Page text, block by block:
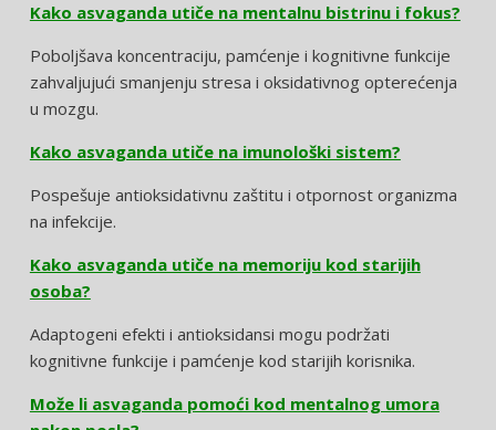
Kako asvaganda utiče na mentalnu bistrinu i fokus?
Poboljšava koncentraciju, pamćenje i kognitivne funkcije
zahvaljujući smanjenju stresa i oksidativnog opterećenja
u mozgu.
Kako asvaganda utiče na imunološki sistem?
Pospešuje antioksidativnu zaštitu i otpornost organizma
na infekcije.
Kako asvaganda utiče na memoriju kod starijih
osoba?
Adaptogeni efekti i antioksidansi mogu podržati
kognitivne funkcije i pamćenje kod starijih korisnika.
Može li asvaganda pomoći kod mentalnog umora